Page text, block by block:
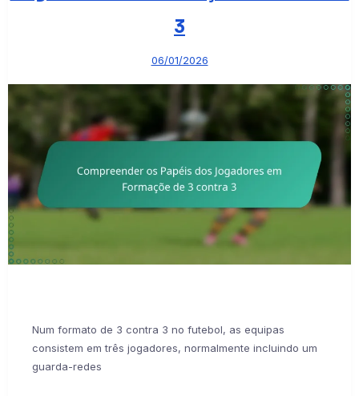
3
06/01/2026
Num formato de 3 contra 3 no futebol, as equipas
consistem em três jogadores, normalmente incluindo um
guarda-redes